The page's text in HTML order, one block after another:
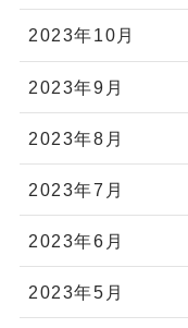
2023年10月
2023年9月
2023年8月
2023年7月
2023年6月
2023年5月